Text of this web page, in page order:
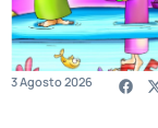
3 Agosto 2026